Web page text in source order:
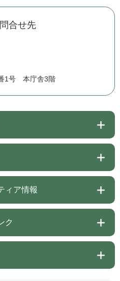
合せ先
1号 本庁舎3階
ィア情報
ク